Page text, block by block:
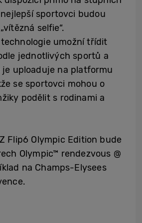
sportovci budou
selfie“.
umožní třídit
jednotlivých sportů a
je uploaduje na platformu
se sportovci mohou o
podělit s rodinami a
Flip6 Olympic Edition bude
Olympic™ rendezvous @
na Champs-Elysees